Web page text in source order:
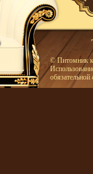
© Питомник
обязательной